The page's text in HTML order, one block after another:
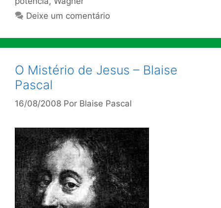
Deixe um comentário
O Mistério de Jesus – Blaise
Pascal
16/08/2008 Por Blaise Pascal